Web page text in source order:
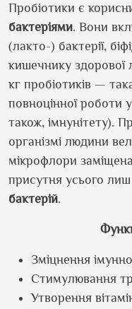
Пробіотики є
бактеріями. Вони
(лакто-) бактерії,
кишечнику здорової
кг пробіотиків —
повноцінної роботи
також, імнунітету).
організмі людини
мікрофлори
присутня усього
бактерій.
Зміцнення
Стимулювання
Утворення